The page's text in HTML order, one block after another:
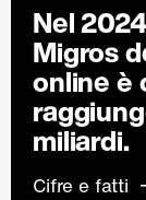
Nel
Migros
online è
miliardi.
Cifre e fatti